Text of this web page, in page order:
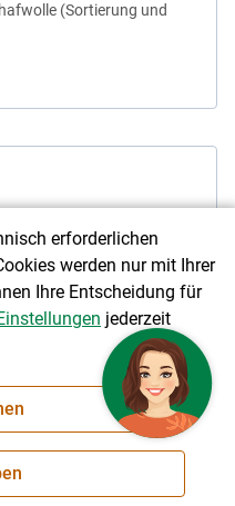
(Sortierung und
LEISTUNG -
für Fleckvieh
bei
Rinderproduktion
erforderlichen
werden nur mit Ihrer
Ihre Entscheidung für
jederzeit